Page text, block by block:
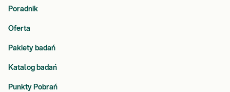
Poradnik
Oferta
Pakiety badań
Katalog badań
Punkty Pobrań